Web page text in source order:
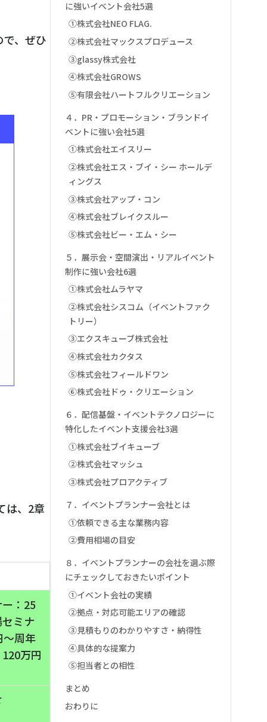
、ぜひ
は、2章
：25
ミナ
～周年
万円
に強いイベント会社5選
①株式会社NEO FLAG.
②株式会社マックスプロデュース
③glassy株式会社
④株式会社GROWS
⑤有限会社ハートフルクリエーション
４．PR・プロモーション・ブランドイ
ベントに強い会社5選
①株式会社エイスリー
②株式会社エス・ブイ・シー ホールデ
ィングス
③株式会社アップ・コン
④株式会社ブレイクスルー
⑤株式会社ビー・エム・シー
５．展示会・空間演出・リアルイベント
制作に強い会社6選
①株式会社ムラヤマ
②株式会社シスコム（イベントファク
トリー）
③エクスキューブ株式会社
④株式会社カクタス
⑤株式会社フィールドワン
⑥株式会社ドゥ・クリエーション
６．配信基盤・イベントテクノロジーに
特化したイベント支援会社3選
①株式会社ブイキューブ
②株式会社マッシュ
③株式会社プロアクティブ
７．イベントプランナー会社とは
①依頼できる主な業務内容
②費用相場の目安
８．イベントプランナーの会社を選ぶ際
にチェックしておきたいポイント
①イベント会社の実績
②拠点・対応可能エリアの確認
③見積もりのわかりやすさ・納得性
④具体的な提案力
⑤担当者との相性
まとめ
おわりに